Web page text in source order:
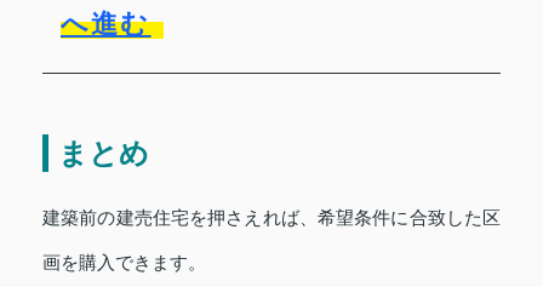
へ進む
まとめ
建築前の建売住宅を押さえれば、希望条件に合致した区
画を購入できます。